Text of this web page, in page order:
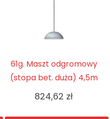
61g. Maszt odgromowy
(stopa bet. duża) 4,5m
824,62 zł